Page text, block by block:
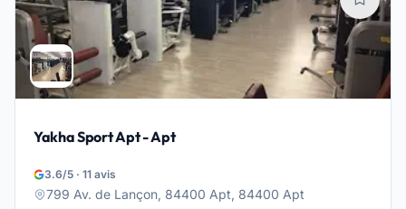
Yakha Sport Apt - Apt
3.6/5 · 11 avis
799 Av. de Lançon, 84400 Apt, 84400 Apt